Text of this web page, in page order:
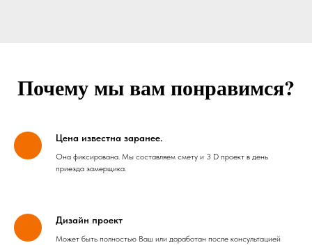
Почему мы вам понравимся?
Цена известна заранее.
Она фиксирована. Мы составляем смету и 3 D проект в день
приезда замерщика.
Дизайн проект
Может быть полностью Ваш или доработан после консультацией